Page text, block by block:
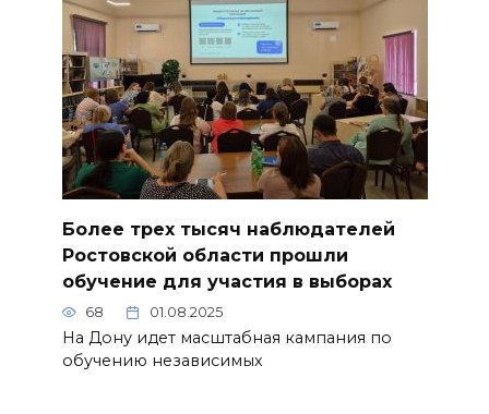
Более трех тысяч наблюдателей
Ростовской области прошли
обучение для участия в выборах
68 01.08.2025
На Дону идет масштабная кампания по
обучению независимых